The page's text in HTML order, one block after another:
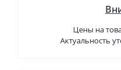
Цены на
Актуальность